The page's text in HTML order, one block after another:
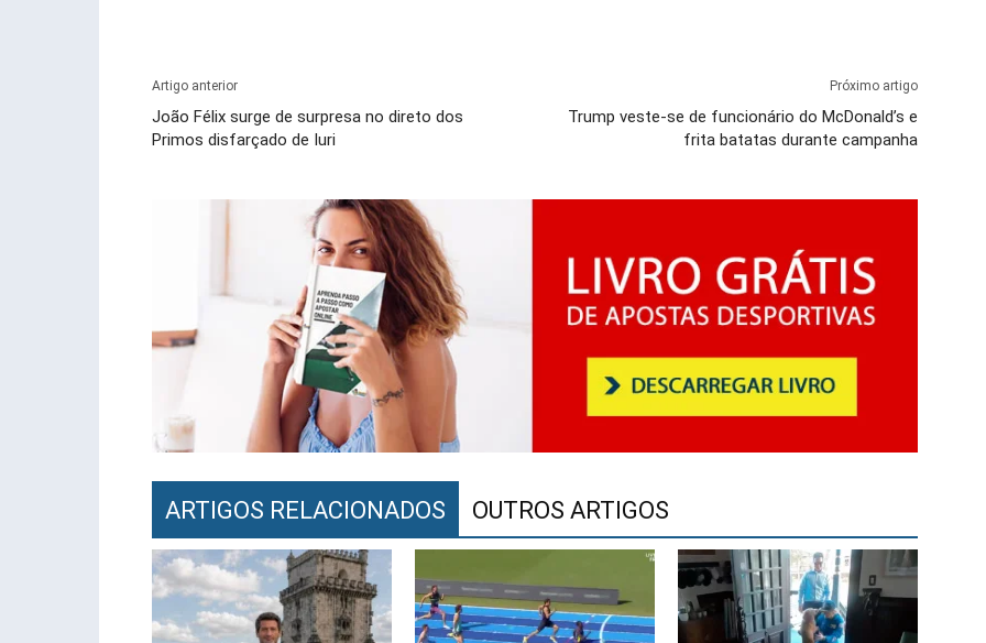
Artigo anterior
João Félix surge de surpresa no direto dos
Primos disfarçado de Iuri
Próximo artigo
Trump veste-se de funcionário do McDonald’s e
frita batatas durante campanha
ARTIGOS RELACIONADOS OUTROS ARTIGOS